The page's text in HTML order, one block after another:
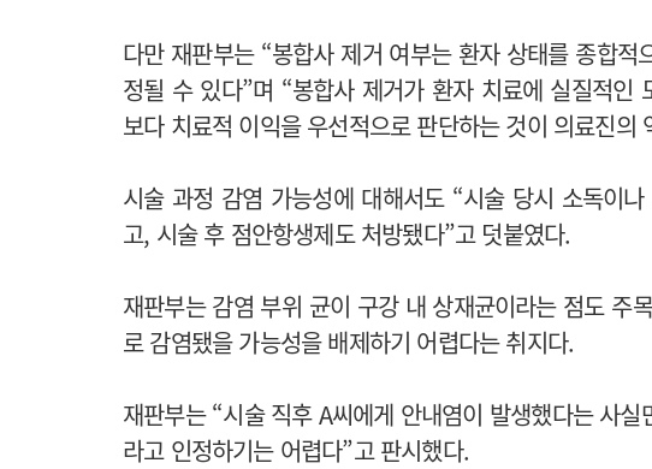
다만 재판부는 “봉합사 제거 여부는 환자 상태를 종합
정될 수 있다”며 “봉합사 제거가 환자 치료에 실질적인
보다 치료적 이익을 우선적으로 판단하는 것이 의료진의
시술 과정 감염 가능성에 대해서도 “시술 당시 소독이
고, 시술 후 점안항생제도 처방됐다”고 덧붙였다.
재판부는 감염 부위 균이 구강 내 상재균이라는 점도 주
로 감염됐을 가능성을 배제하기 어렵다는 취지다.
재판부는 “시술 직후 A씨에게 안내염이 발생했다는 사
라고 인정하기는 어렵다”고 판시했다.